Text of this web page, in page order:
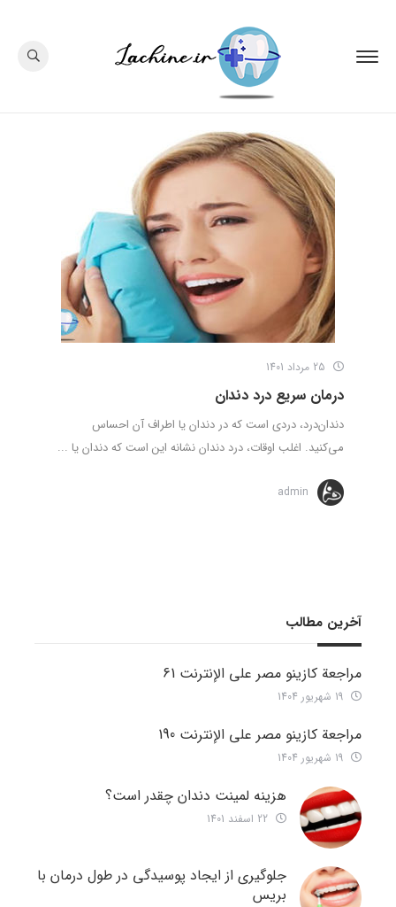
درمان سریع درد دندان
دندان‌درد، دردی است که در دندان یا اطراف آن احساس
می‌کنید. اغلب اوقات، درد دندان نشانه این است که دندان یا ...
admin
آخرین مطالب
مراجعة كازينو مصر على الإنترنت 61
مراجعة كازينو مصر على الإنترنت 190
هزینه لمینت دندان چقدر است؟
جلوگیری از ایجاد پوسیدگی در طول درمان با
بریس